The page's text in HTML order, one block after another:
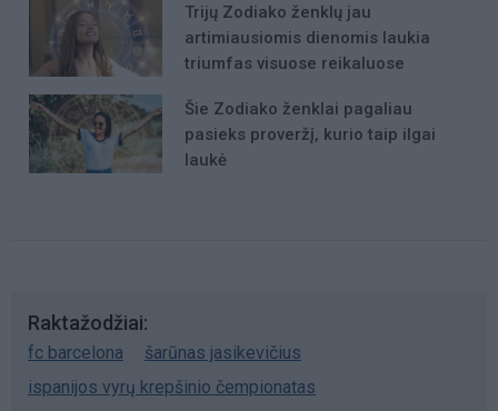
Trijų Zodiako ženklų jau
artimiausiomis dienomis laukia
triumfas visuose reikaluose
Šie Zodiako ženklai pagaliau
pasieks proveržį, kurio taip ilgai
laukė
Raktažodžiai
fc barcelona
šarūnas jasikevičius
ispanijos vyrų krepšinio čempionatas